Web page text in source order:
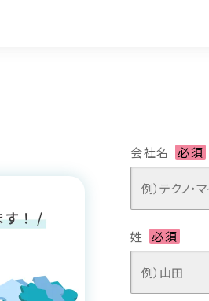
会社名 必須
姓 必須